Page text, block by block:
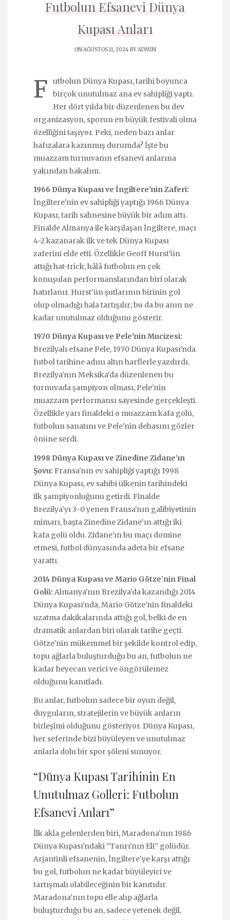
Futbolun Efsanevi Dünya
Kupası Anları
ON AĞUSTOS 11, 2024 BYADMIN
F
utbolun Dünya Kupası, tarihi boyunca
birçok unutulmaz ana ev sahipliği yaptı.
Her dört yılda bir düzenlenen bu dev
organizasyon, sporun en büyük festivali olma
özelliğini taşıyor. Peki, neden bazı anlar
hafızalara kazınmış durumda? İşte bu
muazzam turnuvanın efsanevi anlarına
yakından bakalım.
1966 Dünya Kupası ve İngiltere'nin Zaferi:
İngiltere'nin ev sahipliği yaptığı 1966 Dünya
Kupası, tarih sahnesine büyük bir adım attı.
Finalde Almanya ile karşılaşan İngiltere, maçı
4-2 kazanarak ilk ve tek Dünya Kupası
zaferini elde etti. Özellikle Geoff Hurst'ün
attığı hat-trick, hâlâ futbolun en çok
konuşulan performanslarından biri olarak
hatırlanır. Hurst’ün şutlarının birinin gol
olup olmadığı hala tartışılır; bu da bu anın ne
kadar unutulmaz olduğunu gösterir.
1970 Dünya Kupası ve Pele'nin Mucizesi:
Brezilyalı efsane Pele, 1970 Dünya Kupası'nda
futbol tarihine adını altın harflerle yazdırdı.
Brezilya'nın Meksika'da düzenlenen bu
turnuvada şampiyon olması, Pele'nin
muazzam performansı sayesinde gerçekleşti.
Özellikle yarı finaldeki o muazzam kafa golü,
futbolun sanatını ve Pele'nin dehasını gözler
önüne serdi.
1998 Dünya Kupası ve Zinedine Zidane’ın
Şovu: Fransa'nın ev sahipliği yaptığı 1998
Dünya Kupası, ev sahibi ülkenin tarihindeki
ilk şampiyonluğunu getirdi. Finalde
Brezilya’yı 3-0 yenen Fransa'nın galibiyetinin
mimarı, başta Zinedine Zidane’ın attığı iki
kafa golü oldu. Zidane'ın bu maçı domine
etmesi, futbol dünyasında adeta bir efsane
yarattı.
2014 Dünya Kupası ve Mario Götze’nin Final
Golü: Almanya'nın Brezilya'da kazandığı 2014
Dünya Kupası'nda, Mario Götze'nin finaldeki
uzatma dakikalarında attığı gol, belki de en
dramatik anlardan biri olarak tarihe geçti.
Götze'nin mükemmel bir şekilde kontrol edip,
topu ağlarla buluşturduğu bu an, futbolun ne
kadar heyecan verici ve öngörülemez
olduğunu kanıtladı.
Bu anlar, futbolun sadece bir oyun değil,
duyguların, stratejilerin ve büyük anların
birleşimi olduğunu gösteriyor. Dünya Kupası,
her seferinde bizi büyüleyen ve unutulmaz
anlarla dolu bir spor şöleni sunuyor.
“Dünya Kupası Tarihinin En
Unutulmaz Golleri: Futbolun
Efsanevi Anları”
İlk akla gelenlerden biri, Maradona'nın 1986
Dünya Kupası'ndaki “Tanrı'nın Eli” golüdür.
Arjantinli efsanenin, İngiltere'ye karşı attığı
bu gol, futbolun ne kadar büyüleyici ve
tartışmalı olabileceğinin bir kanıtıdır.
Maradona’nın topu elle alıp ağlarla
buluşturduğu bu an, sadece yetenek değil,